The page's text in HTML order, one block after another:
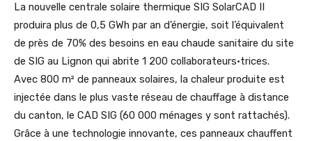
La nouvelle centrale solaire thermique SIG SolarCAD II
produira plus de 0,5 GWh par an d’énergie, soit l’équivalent
de près de 70% des besoins en eau chaude sanitaire du site
de SIG au Lignon qui abrite 1 200 collaborateurs·trices.
Avec 800 m² de panneaux solaires, la chaleur produite est
injectée dans le plus vaste réseau de chauffage à distance
du canton, le CAD SIG (60 000 ménages y sont rattachés).
Grâce à une technologie innovante, ces panneaux chauffent